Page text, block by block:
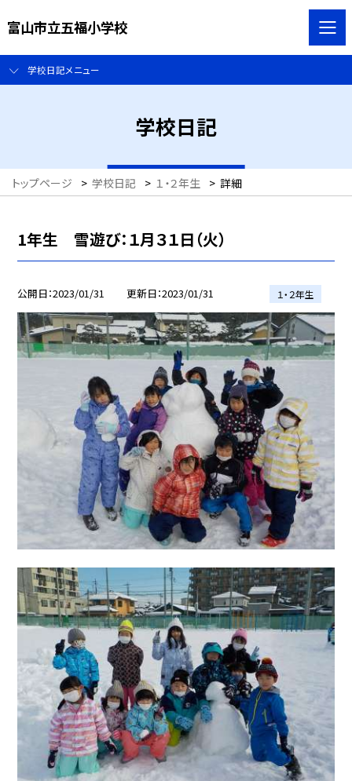
富山市立五福小学校
学校日記メニュー
学校日記
トップページ > 学校日記 > １・２年生 > 詳細
1年生 雪遊び：１月３１日（火）
公開日 2023/01/31 更新日 2023/01/31 １・２年生